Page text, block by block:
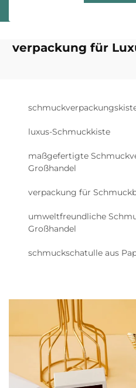
verpackung für
luxus-Schmuckkiste
maßgefertigte
Großhandel
verpackung für
umweltfreundliche
Großhandel
schmuckschatulle aus